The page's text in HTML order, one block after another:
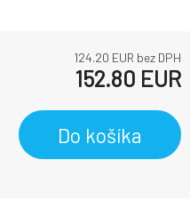
124.20 EUR bez DPH
152.80 EUR
Do košíka